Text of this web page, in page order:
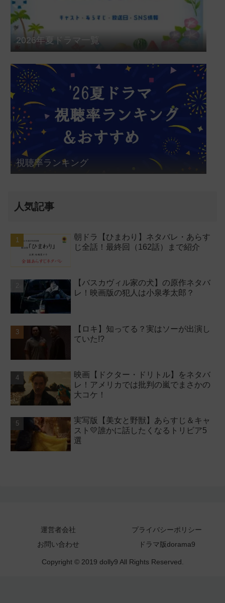
2026年夏ドラマ一覧
視聴率ランキング
人気記事
朝ドラ【ひまわり】ネタバレ・あらす
じ全話！最終回（162話）まで紹介
【バスカヴィル家の犬】の原作ネタバ
レ！映画版の犯人は小泉孝太郎？
【ロキ】知ってる？実はソーが出演し
ていた!?
映画【ドクター・ドリトル】をネタバ
レ！アメリカでは批判の嵐でまさかの
大コケ！
実写版【美女と野獣】あらすじ＆キャ
スト💛誰かに話したくなるトリビア5
選
運営者会社
プライバシーポリシー
お問い合わせ
ドラマ版dorama9
Copyright © 2019 dolly9 All Rights Reserved.